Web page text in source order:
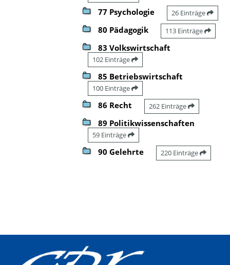
77 Psychologie 26 Einträge
80 Pädagogik 113 Einträge
83 Volkswirtschaft
102 Einträge
85 Betriebswirtschaft
100 Einträge
86 Recht 262 Einträge
89 Politikwissenschaften
59 Einträge
90 Gelehrte 220 Einträge